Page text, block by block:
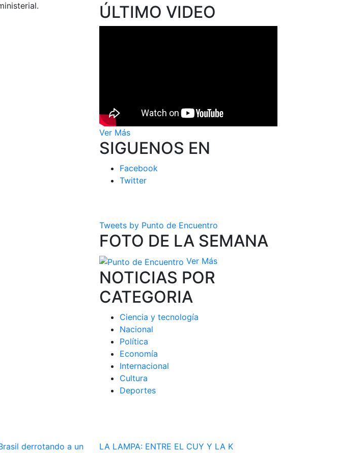
ÚLTIMO VIDEO
Ver Más
SIGUENOS EN
Facebook
Twitter
Tweets by Punto de Encuentro
FOTO DE LA SEMANA
Ver Más
NOTICIAS POR
CATEGORIA
Ciencia y tecnología
Nacional
Política
Economía
Internacional
Cultura
Deportes
derrotando a un LA LAMPA: ENTRE EL CUY Y LA K